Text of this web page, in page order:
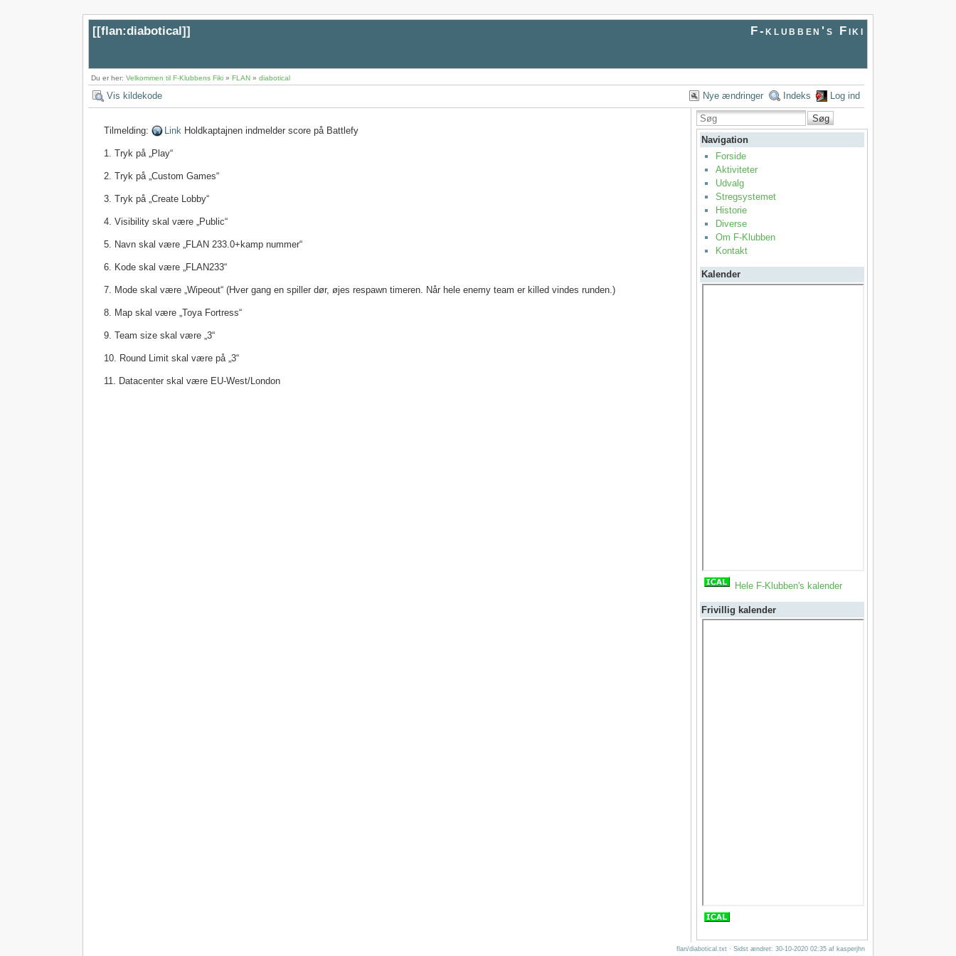
[[flan:diabotical]] F-klubben's Fiki
Du er her: Velkommen til F-Klubbens Fiki» FLAN» diabotical
Vis kildekode Nye ændringer Indeks Log ind
Tilmelding: Link Holdkaptajnen indmelder score på Battlefy
1. Tryk på „Play“
2. Tryk på „Custom Games“
3. Tryk på „Create Lobby“
4. Visibility skal være „Public“
5. Navn skal være „FLAN 233.0+kamp nummer“
6. Kode skal være „FLAN233“
7. Mode skal være „Wipeout“ (Hver gang en spiller dør, øjes respawn timeren. Når hele enemy team er killed vindes runden.)
8. Map skal være „Toya Fortress“
9. Team size skal være „3“
10. Round Limit skal være på „3“
11. Datacenter skal være EU-West/London
Søg
Navigation
Forside
Aktiviteter
Udvalg
Stregsystemet
Historie
Diverse
Om F-Klubben
Kontakt
Kalender
Hele F-Klubben's kalender
Frivillig kalender
flan/diabotical.txt· Sidst ændret: 30-10-2020 02:35 af kasperjhn